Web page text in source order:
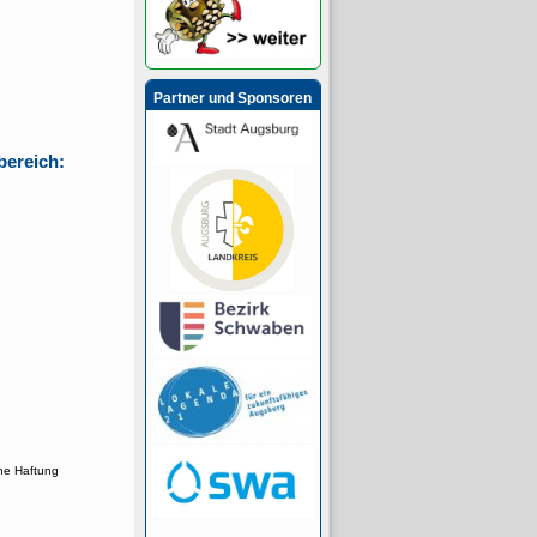
Haftung
Partner und Sponsoren